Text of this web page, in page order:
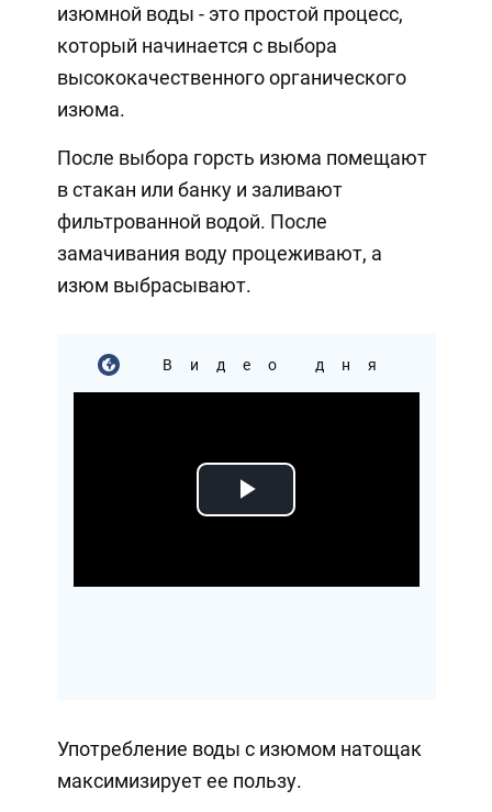
изюмной воды - это простой процесс,
который начинается с выбора
высококачественного органического
изюма.
После выбора горсть изюма помещают
в стакан или банку и заливают
фильтрованной водой. После
замачивания воду процеживают, а
изюм выбрасывают.
Видео дня
Play
Употребление воды с изюмом натощак
максимизирует ее пользу.